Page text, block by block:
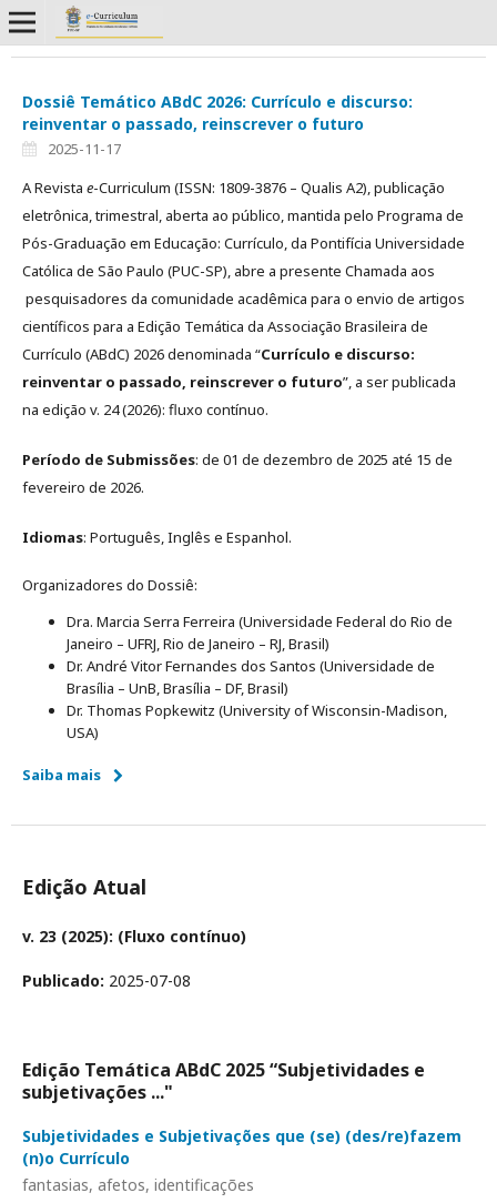
Dossiê Temático ABdC 2026: Currículo e discurso:
reinventar o passado, reinscrever o futuro
2025-11-17
A Revista e-Curriculum (ISSN: 1809-3876 – Qualis A2), publicação
eletrônica, trimestral, aberta ao público, mantida pelo Programa de
Pós-Graduação em Educação: Currículo, da Pontifícia Universidade
Católica de São Paulo (PUC-SP), abre a presente Chamada aos
pesquisadores da comunidade acadêmica para o envio de artigos
científicos para a Edição Temática da Associação Brasileira de
Currículo (ABdC) 2026 denominada “Currículo e discurso:
reinventar o passado, reinscrever o futuro”, a ser publicada
na edição v. 24 (2026): fluxo contínuo.
Período de Submissões: de 01 de dezembro de 2025 até 15 de
fevereiro de 2026.
Idiomas: Português, Inglês e Espanhol.
Organizadores do Dossiê:
Dra. Marcia Serra Ferreira (Universidade Federal do Rio de
Janeiro – UFRJ, Rio de Janeiro – RJ, Brasil)
Dr. André Vitor Fernandes dos Santos (Universidade de
Brasília – UnB, Brasília – DF, Brasil)
Dr. Thomas Popkewitz (University of Wisconsin-Madison,
USA)
Saiba mais
Edição Atual
v. 23 (2025): (Fluxo contínuo)
Publicado: 2025-07-08
Edição Temática ABdC 2025 “Subjetividades e
subjetivações ..."
Subjetividades e Subjetivações que (se) (des/re)fazem
(n)o Currículo
fantasias, afetos, identificações